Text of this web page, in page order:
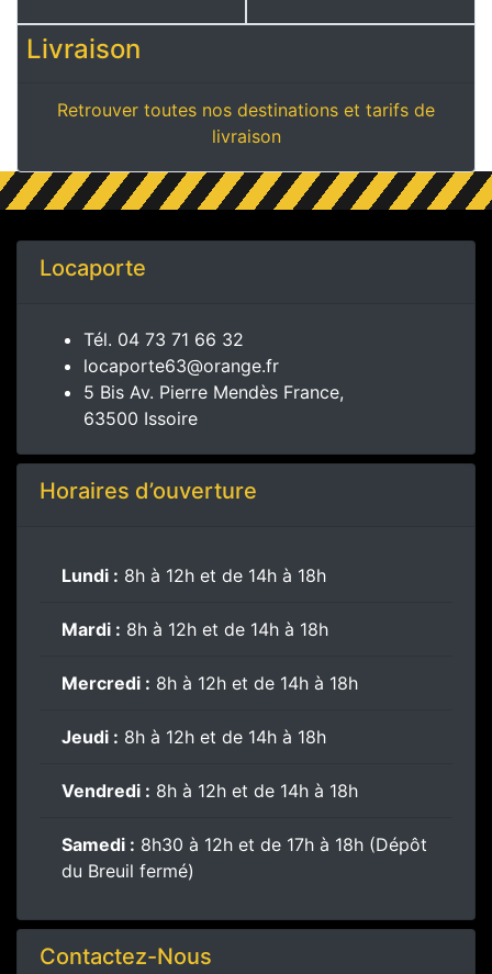
Livraison
Retrouver toutes nos destinations et tarifs de
livraison
Locaporte
Tél. 04 73 71 66 32
locaporte63@orange.fr
5 Bis Av. Pierre Mendès France,
63500 Issoire
Horaires d’ouverture
Lundi : 8h à 12h et de 14h à 18h
Mardi : 8h à 12h et de 14h à 18h
Mercredi : 8h à 12h et de 14h à 18h
Jeudi : 8h à 12h et de 14h à 18h
Vendredi : 8h à 12h et de 14h à 18h
Samedi : 8h30 à 12h et de 17h à 18h (Dépôt
du Breuil fermé)
Contactez-Nous